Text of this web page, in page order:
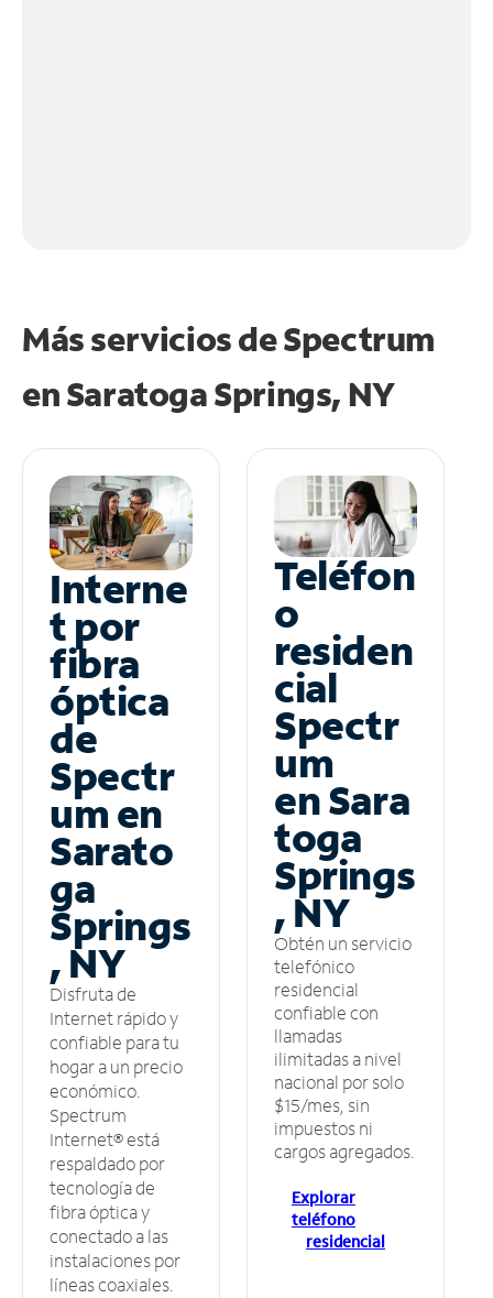
Más servicios de Spectrum
enSaratoga Springs, NY
Interne
t por
fibra
óptica
de
Spectr
um en
Sarato
ga
Springs
, NY
Disfruta de
Internet rápido y
confiable para tu
hogar a un precio
económico.
Spectrum
Internet® está
respaldado por
tecnología de
fibra óptica y
conectado a las
instalaciones por
líneas coaxiales.
Teléfon
o
residen
cial
Spectr
um
en Sara
toga
Springs
, NY
Obtén un servicio
telefónico
residencial
confiable con
llamadas
ilimitadas a nivel
nacional por solo
$15/mes, sin
impuestos ni
cargos agregados.
Explorar
teléfono
residencial